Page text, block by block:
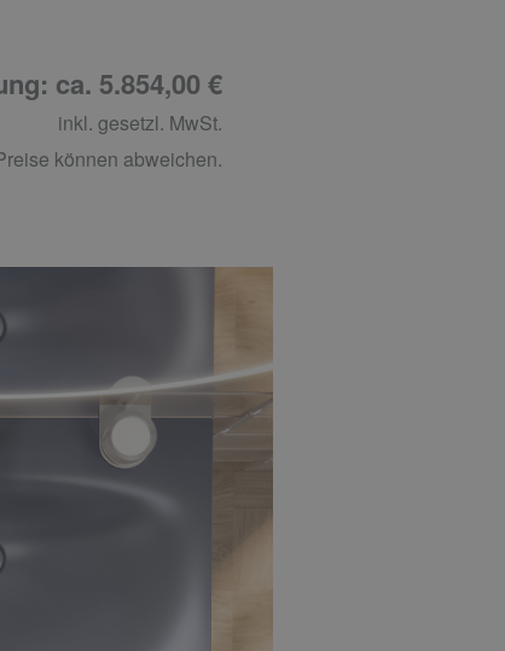
ca. 5.854,00 €
inkl. gesetzl. MwSt.
können abweichen.